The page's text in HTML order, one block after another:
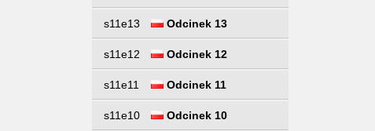
s11e13 Odcinek 13
s11e12 Odcinek 12
s11e11 Odcinek 11
s11e10 Odcinek 10